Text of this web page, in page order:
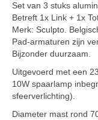
Set van 3 stuks
Betreft 1x Link + 1x
Merk: Sculpto.
Pad-armaturen zijn
Bijzonder duurzaam.
Uitgevoerd met een
10W spaarlamp
sfeerverlichting).
Diameter mast rond